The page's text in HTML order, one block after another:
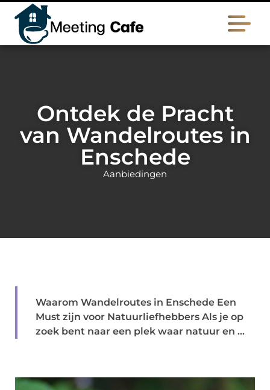
Ontdek de Pracht
van Wandelroutes in
Enschede
Aanbiedingen
Waarom Wandelroutes in Enschede Een
Must zijn voor Natuurliefhebbers Als je op
zoek bent naar een plek waar natuur en ...